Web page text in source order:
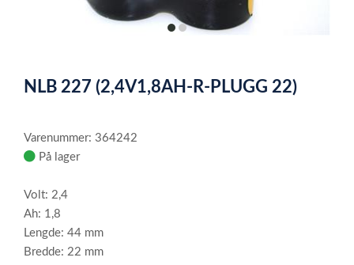
itemitem
of
NLB 227 (2,4V1,8AH-R-PLUGG 22)
Varenummer: 364242
På lager
Volt: 2,4
Ah: 1,8
Lengde: 44 mm
Bredde: 22 mm